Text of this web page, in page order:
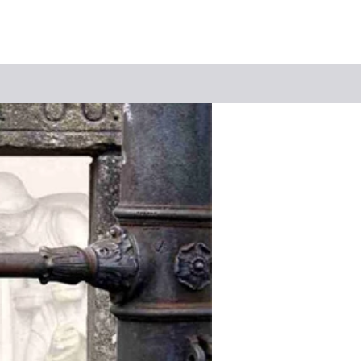
Suchbegriff
Das könnte Sie interessieren
Stadtführungen
Events & Tickets
Ausflugsziele
Erlebnisse
Wein
Radfahren
Wandern